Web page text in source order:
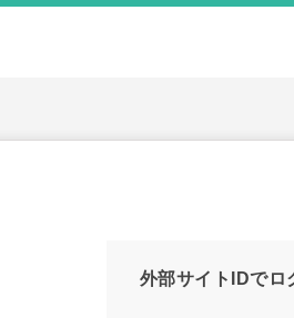
外部サイトIDでロ